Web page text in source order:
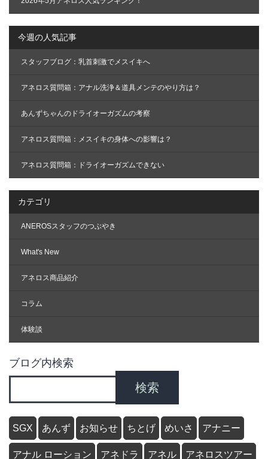
今週の人気記事
スタッフブログ：乳首刺激でメスイキへ
アネロス質問箱：アナル洗浄＆道具メンテのやり方は？
あんずちゃんのドライオーガズムの考察
アネロス質問箱：メスイキの身体への影響は？
アネロス質問箱：ドライオーガズムできない
カテゴリ
ANEROSスタッフのつぶやき
What's New
アネロス商品紹介
コラム
体験談
ブログ内検索
検索
SGX あんず お知らせ ちとげ めいさ アナニー
アナル ローション アネドラ アネル アネロスツアー